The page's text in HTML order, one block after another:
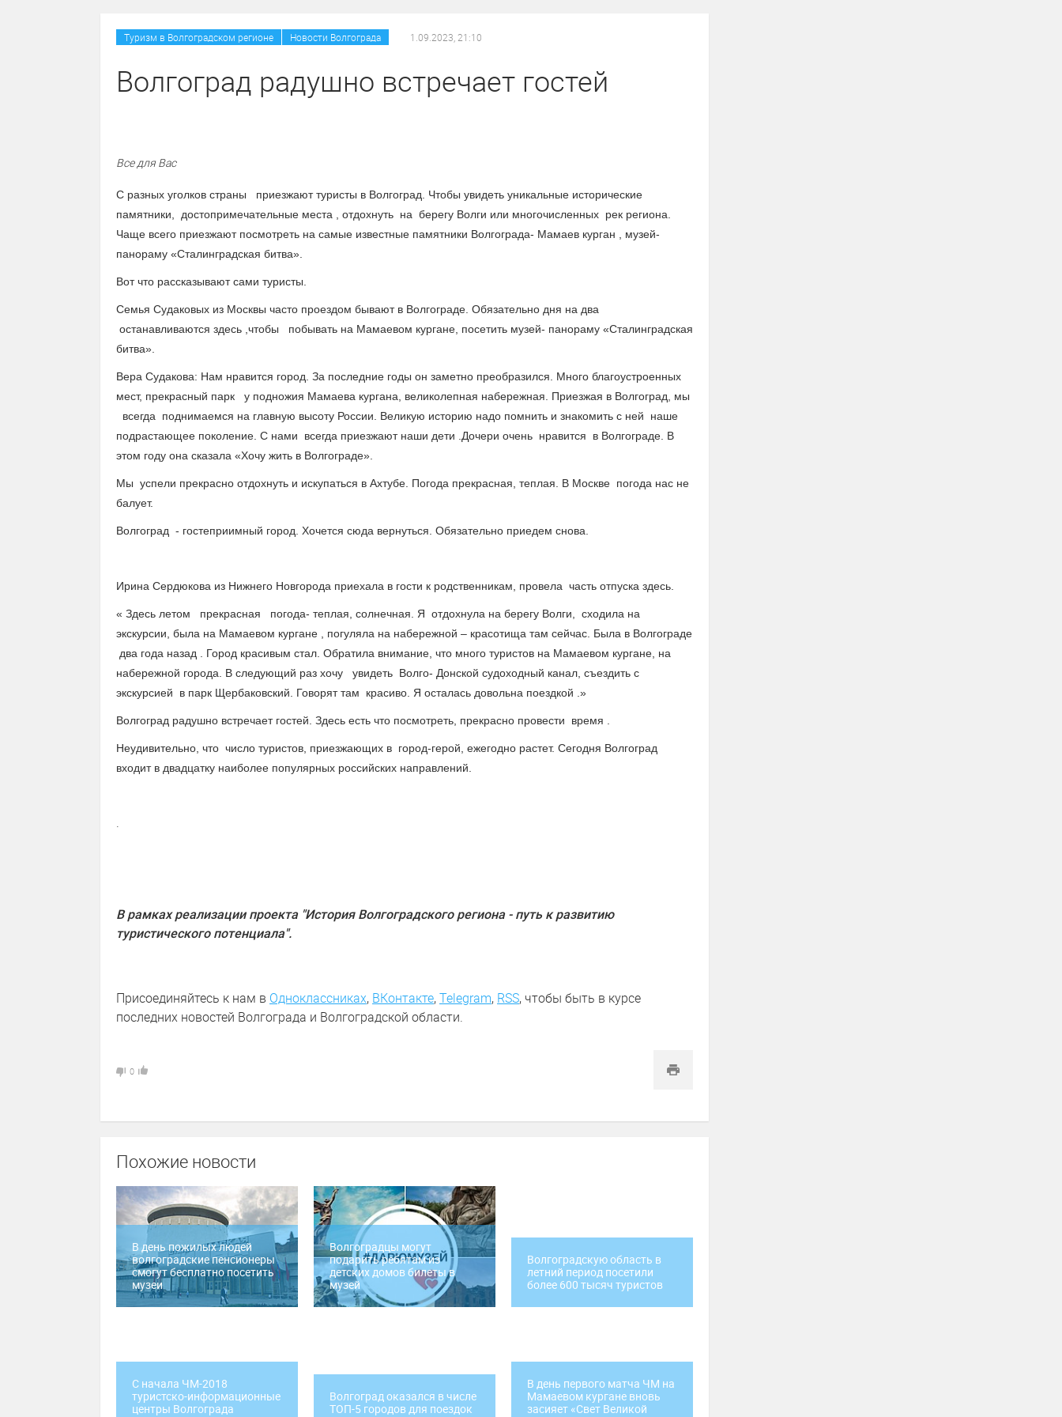
Туризм в Волгоградском регионе Новости Волгограда 1.09.2023, 21:10
Волгоград радушно встречает гостей
Все для Вас
С разных уголков страны приезжают туристы в Волгоград. Чтобы увидеть уникальные исторические
памятники, достопримечательные места , отдохнуть на берегу Волги или многочисленных рек региона.
Чаще всего приезжают посмотреть на самые известные памятники Волгограда- Мамаев курган , музей-
панораму «Сталинградская битва».
Вот что рассказывают сами туристы.
Семья Судаковых из Москвы часто проездом бывают в Волгограде. Обязательно дня на два
останавливаются здесь ,чтобы побывать на Мамаевом кургане, посетить музей- панораму «Сталинградская
битва».
Вера Судакова: Нам нравится город. За последние годы он заметно преобразился. Много благоустроенных
мест, прекрасный парк у подножия Мамаева кургана, великолепная набережная. Приезжая в Волгоград, мы
всегда поднимаемся на главную высоту России. Великую историю надо помнить и знакомить с ней наше
подрастающее поколение. С нами всегда приезжают наши дети .Дочери очень нравится в Волгограде. В
этом году она сказала «Хочу жить в Волгограде».
Мы успели прекрасно отдохнуть и искупаться в Ахтубе. Погода прекрасная, теплая. В Москве погода нас не
балует.
Волгоград - гостеприимный город. Хочется сюда вернуться. Обязательно приедем снова.
Ирина Сердюкова из Нижнего Новгорода приехала в гости к родственникам, провела часть отпуска здесь.
« Здесь летом прекрасная погода- теплая, солнечная. Я отдохнула на берегу Волги, сходила на
экскурсии, была на Мамаевом кургане , погуляла на набережной – красотища там сейчас. Была в Волгограде
два года назад . Город красивым стал. Обратила внимание, что много туристов на Мамаевом кургане, на
набережной города. В следующий раз хочу увидеть Волго- Донской судоходный канал, съездить с
экскурсией в парк Щербаковский. Говорят там красиво. Я осталась довольна поездкой .»
Волгоград радушно встречает гостей. Здесь есть что посмотреть, прекрасно провести время .
Неудивительно, что число туристов, приезжающих в город-герой, ежегодно растет. Сегодня Волгоград
входит в двадцатку наиболее популярных российских направлений.
.
В рамках реализации проекта "История Волгоградского региона - путь к развитию
туристического потенциала".
Присоединяйтесь к нам в Одноклассниках, ВКонтакте,Telegram, RSS, чтобы быть в курсе
последних новостей Волгограда и Волгоградской области.
0
Похожие новости
В день пожилых людей
волгоградские пенсионеры
смогут бесплатно посетить
музеи
Волгоградцы могут
подарить ребятам из
детских домов билеты в
музей
Волгоградскую область в
летний период посетили
более 600 тысяч туристов
С начала ЧМ-2018
туристско-информационные
центры Волгограда
Волгоград оказался в числе
ТОП-5 городов для поездок
В день первого матча ЧМ на
Мамаевом кургане вновь
засияет «Свет Великой